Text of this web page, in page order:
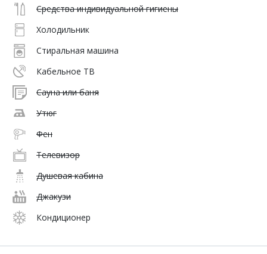
Средства индивидуальной гигиены
Холодильник
Стиральная машина
Кабельное ТВ
Сауна или баня
Утюг
Фен
Телевизор
Душевая кабина
Джакузи
Кондиционер